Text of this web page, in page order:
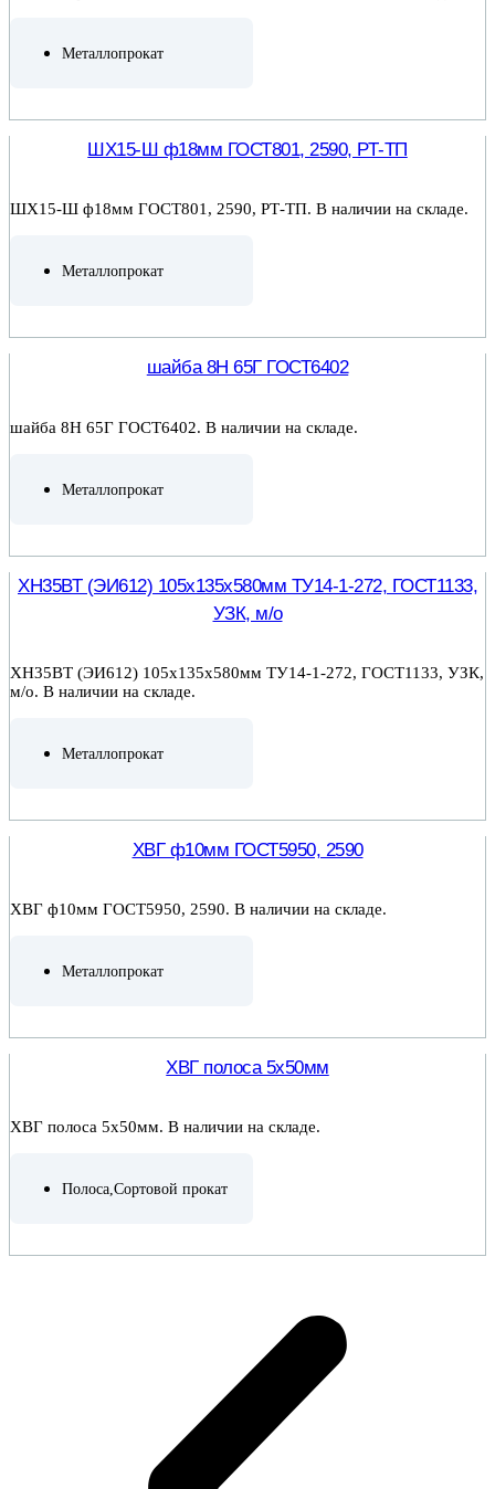
Металлопрокат
ШХ15-Ш ф18мм ГОСТ801, 2590, РТ-ТП
ШХ15-Ш ф18мм ГОСТ801, 2590, РТ-ТП. В наличии на складе.
Металлопрокат
шайба 8Н 65Г ГОСТ6402
шайба 8Н 65Г ГОСТ6402. В наличии на складе.
Металлопрокат
ХН35ВТ (ЭИ612) 105х135х580мм ТУ14-1-272, ГОСТ1133,
УЗК, м/о
ХН35ВТ (ЭИ612) 105х135х580мм ТУ14-1-272, ГОСТ1133, УЗК,
м/о. В наличии на складе.
Металлопрокат
ХВГ ф10мм ГОСТ5950, 2590
ХВГ ф10мм ГОСТ5950, 2590. В наличии на складе.
Металлопрокат
ХВГ полоса 5х50мм
ХВГ полоса 5х50мм. В наличии на складе.
Полоса,Сортовой прокат